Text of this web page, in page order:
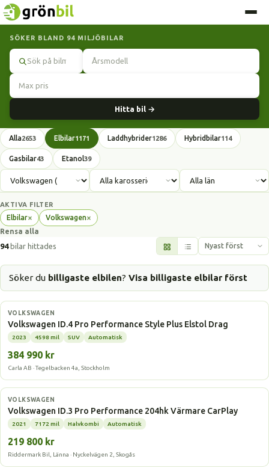
SÖKER BLAND 94 MILJÖBILAR
Hitta bil →
Alla2653 Elbilar1171 Laddhybrider1286 Hybridbilar114
Gasbilar43 Etanol39
AKTIVA FILTER
Elbilar×
Ta
bort
filter
Volkswagen×
Ta
filter
Rensa alla
94bilar hittades
Söker du billigaste elbilen? Visa billigaste elbilar först
Elbil
VOLKSWAGEN
Volkswagen ID.4 Pro Performance Style Plus Elstol Drag
2023 4598 mil SUV Automatisk
384 990 kr
Carla AB · Tegelbacken 4a, Stockholm
Elbil
VOLKSWAGEN
Volkswagen ID.3 Pro Performance 204hk Värmare CarPlay
2021 7172 mil Halvkombi Automatisk
219 800 kr
Riddermark Bil, Länna · Nyckelvägen 2, Skogås